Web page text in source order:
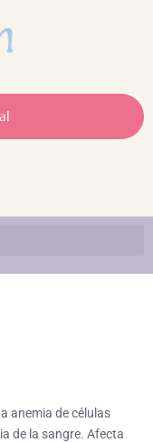
anemia de células
de la sangre. Afecta